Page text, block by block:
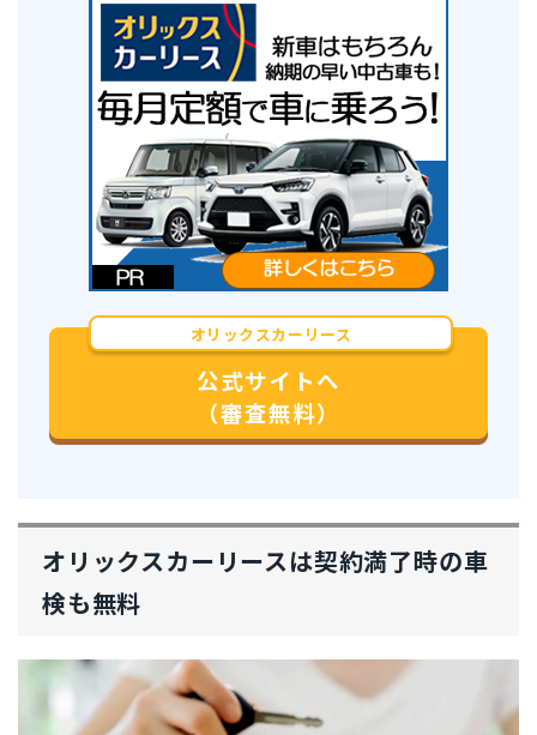
オリックスカーリース
公式サイトへ
（審査無料）
オリックスカーリースは契約満了時の車
検も無料